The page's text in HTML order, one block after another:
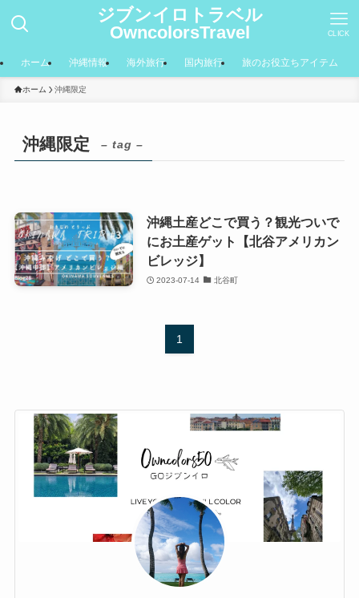
ジブンイロトラベル
OwncolorsTravel
CLICK
ホーム 沖縄情報 海外旅行 国内旅行 旅のお役立ちアイテム
ホーム 沖縄限定
沖縄限定 – tag –
沖縄土産どこで買う？観光ついで
にお土産ゲット【北谷アメリカン
ビレッジ】
2023-07-14 北谷町
1